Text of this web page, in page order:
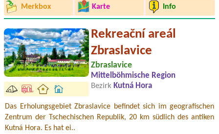
Merkbox Karte Info
Rekreační areál
Zbraslavice
Zbraslavice
Mittelböhmische Region
Bezirk Kutná Hora
Das Erholungsgebiet Zbraslavice befindet sich im geografischen
Zentrum der Tschechischen Republik, 20 km südlich des antiken
Kutná Hora. Es hat ei..